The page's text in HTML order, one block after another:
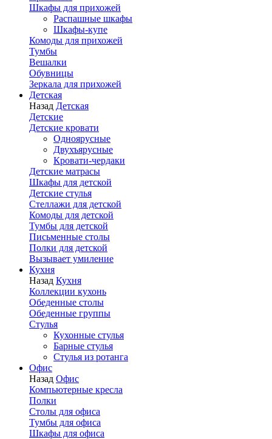
Шкафы для прихожей
Распашные шкафы
Шкафы-купе
Комоды для прихожей
Тумбы
Вешалки
Обувницы
Зеркала для прихожей
Детская
Назад Детская
Детские
Детские кровати
Одноярусные
Двухъярусные
Кровати-чердаки
Детские матрасы
Шкафы для детской
Детские стулья
Стеллажи для детской
Комоды для детской
Тумбы для детской
Письменные столы
Полки для детской
Вызывает умиление
Кухня
Назад Кухня
Коллекции кухонь
Обеденные столы
Обеденные группы
Стулья
Кухонные стулья
Барные стулья
Стулья из ротанга
Офис
Назад Офис
Компьютерные кресла
Полки
Столы для офиса
Тумбы для офиса
Шкафы для офиса